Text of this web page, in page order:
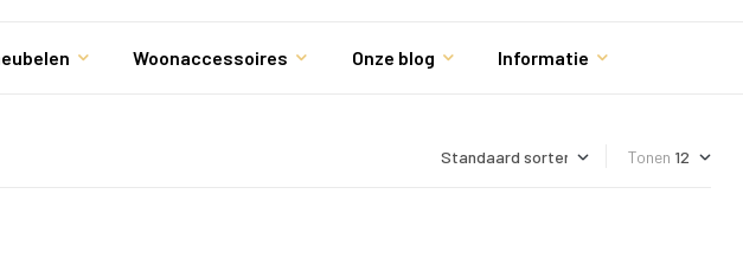
Woonaccessoires Onze blog Informatie
Tonen